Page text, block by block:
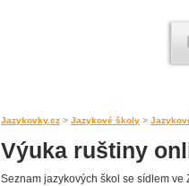
Jazykovky.cz > Jazykové školy >
Výuka ruštiny
Seznam jazykových škol se sídlem